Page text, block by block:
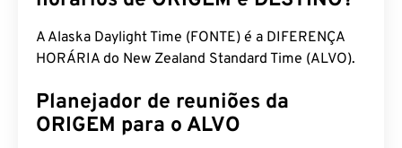
A Alaska Daylight Time (FONTE) é a DIFERENÇA
HORÁRIA do New Zealand Standard Time (ALVO).
Planejador de reuniões da
ORIGEM para o ALVO